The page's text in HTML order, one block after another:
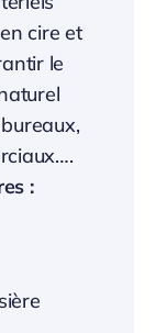
cire et
le
: